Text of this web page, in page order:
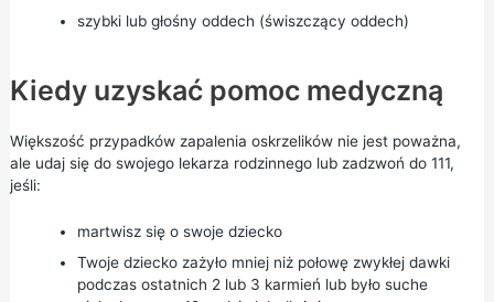
szybki lub głośny oddech (świszczący oddech)
Kiedy uzyskać pomoc medyczną
Większość przypadków zapalenia oskrzelików nie jest poważna,
ale udaj się do swojego lekarza rodzinnego lub zadzwoń do 111,
jeśli:
martwisz się o swoje dziecko
Twoje dziecko zażyło mniej niż połowę zwykłej dawki
podczas ostatnich 2 lub 3 karmień lub było suche